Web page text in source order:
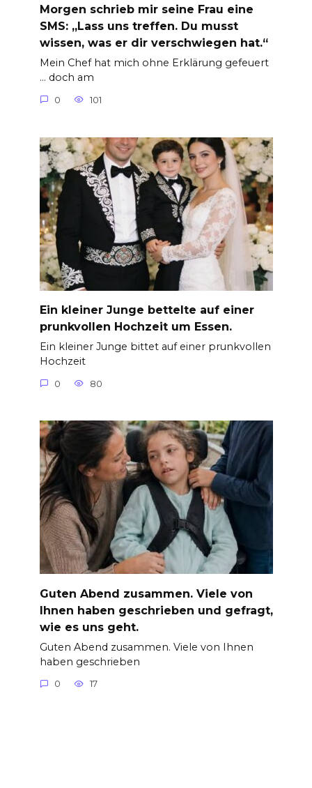
Morgen schrieb mir seine Frau eine
SMS: „Lass uns treffen. Du musst
wissen, was er dir verschwiegen hat.“
Mein Chef hat mich ohne Erklärung gefeuert
… doch am
0 101
Ein kleiner Junge bettelte auf einer
prunkvollen Hochzeit um Essen.
Ein kleiner Junge bittet auf einer prunkvollen
Hochzeit
0 80
Guten Abend zusammen. Viele von
Ihnen haben geschrieben und gefragt,
wie es uns geht.
Guten Abend zusammen. Viele von Ihnen
haben geschrieben
0 17